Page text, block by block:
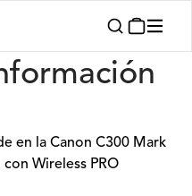
en la Canon C300 Mark
con Wireless PRO